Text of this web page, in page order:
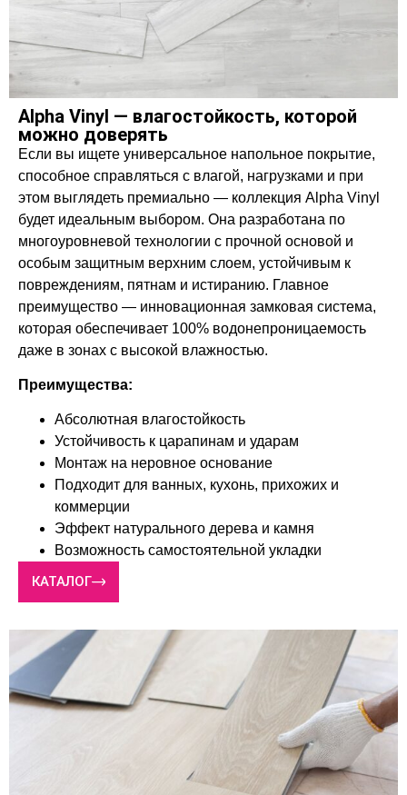
Alpha Vinyl — влагостойкость, которой
можно доверять
Если вы ищете универсальное напольное покрытие,
способное справляться с влагой, нагрузками и при
этом выглядеть премиально — коллекция Alpha Vinyl
будет идеальным выбором. Она разработана по
многоуровневой технологии с прочной основой и
особым защитным верхним слоем, устойчивым к
повреждениям, пятнам и истиранию. Главное
преимущество — инновационная замковая система,
которая обеспечивает 100% водонепроницаемость
даже в зонах с высокой влажностью.
Преимущества:
Абсолютная влагостойкость
Устойчивость к царапинам и ударам
Монтаж на неровное основание
Подходит для ванных, кухонь, прихожих и
коммерции
Эффект натурального дерева и камня
Возможность самостоятельной укладки
КАТАЛОГ